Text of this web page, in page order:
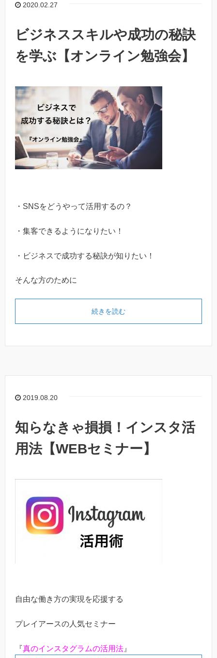
2020.02.27
ビジネススキルや成功の秘訣
を学ぶ【オンライン勉強会】
・SNSをどうやって活用するの？
・集客できるようになりたい！
・ビジネスで成功する秘訣が知りたい！
そんな方のために
続きを読む
2019.08.20
知らなきゃ損損！インスタ活
用法【WEBセミナー】
自由な働き方の実現を応援する
プレイアースの人気セミナー
『真のインスタグラムの活用法 』